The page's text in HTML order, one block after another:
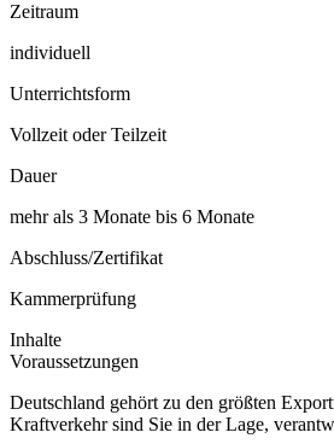
Zeitraum
individuell
Unterrichtsform
Vollzeit oder Teilzeit
Dauer
mehr als 3 Monate bis 6 Monate
Abschluss/Zertifikat
Kammerprüfung
Inhalte
Voraussetzungen
Deutschland gehört zu den größten
Kraftverkehr sind Sie in der Lage,